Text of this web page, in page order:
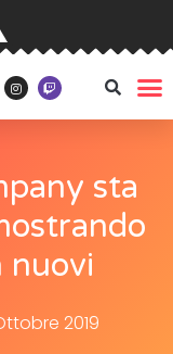
sta
nuovi
2019